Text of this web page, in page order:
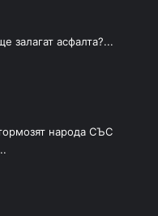
залагат асфалта?...
народа СЪС